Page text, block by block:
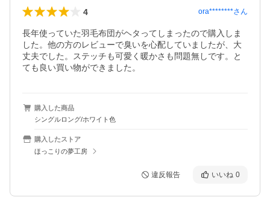
4 ora********さん
長年使っていた羽毛布団がヘタってしまったので購入しま
した。他の方のレビューで臭いを心配していましたが、大
丈夫でした。ステッチも可愛く暖かさも問題無しです。と
ても良い買い物ができました。
購入した商品
シングルロング/ホワイト色
購入したストア
ほっこりの夢工房
違反報告 いいね 0